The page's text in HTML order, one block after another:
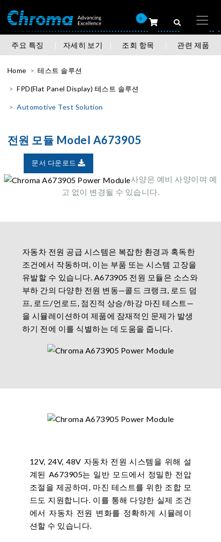
0
주요 특징 자세히 보기 조회 항목 관련 제품
Home 테스트 솔루션
FPD(Flat Panel Display) 테스트 솔루션
Automotive Test Solution
전원 모듈 Model A673905
문서 다운로드
사양은 예비 사양이며 예
고 없이 변경될 수 있습니다.
자동차 전원 공급 시스템은 복잡한 환경과 혹독한
조건에서 작동하며, 이는 부품 또는 시스템 고장을
유발할 수 있습니다. A673905 전원 모듈은 소스와
부하 간의 다양한 전원 변동—콜드 크랭크, 로드 덤
프, 로드/언로드, 점진적 상승/하강 마진 테스트—
을 시뮬레이션하여 제품에 잠재적인 문제가 발생
하기 전에 이를 식별하는 데 도움을 줍니다.
12V, 24V, 48V 자동차 전원 시스템을 위해 설
계된 A673905는 일반 모드에서 정밀한 전압
조절을 제공하며, 마진 테스트를 위한 조합 모
드도 지원합니다. 이를 통해 다양한 실제 조건
에서 자동차 전원 변화를 정확하게 시뮬레이
션할 수 있습니다.